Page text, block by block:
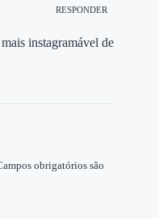
RESPONDER
instagramável de
obrigatórios são